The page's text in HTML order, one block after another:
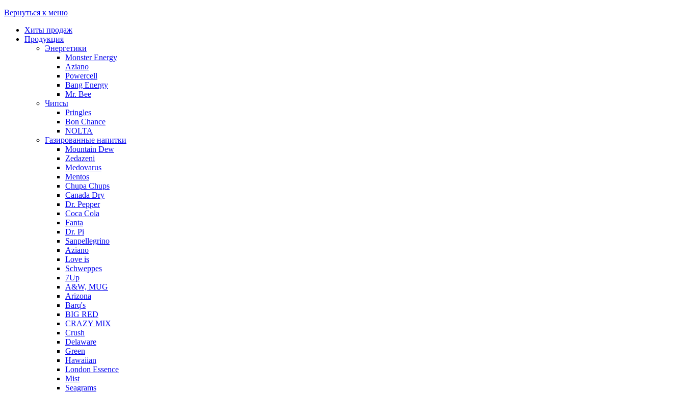
Вернуться к меню
Хиты продаж
Продукция
Энергетики
Monster Energy
Aziano
Powercell
Bang Energy
Mr. Bee
Чипсы
Pringles
Bon Chance
NOLTA
Газированные напитки
Mountain Dew
Zedazeni
Medovarus
Mentos
Chupa Chups
Canada Dry
Dr. Pepper
Coca Cola
Fanta
Dr. Pi
Sanpellegrino
Aziano
Love is
Schweppes
7Up
A&W, MUG
Arizona
Barq's
BIG RED
CRAZY MIX
Crush
Delaware
Green
Hawaiian
London Essence
Mist
Seagrams